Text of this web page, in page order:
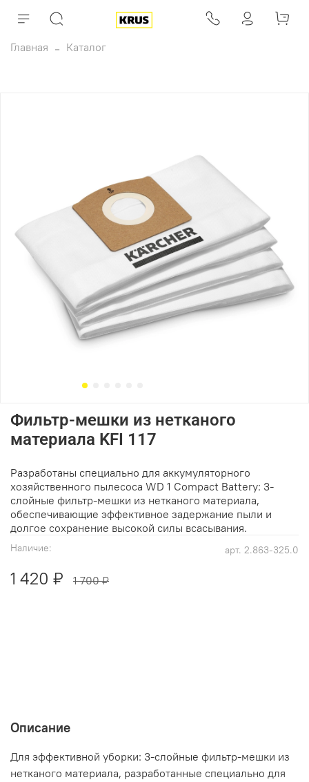
Главная Каталог
арт. 2.863-325.0
Наличие:
Фильтр-мешки из нетканого
материала KFI 117
1 420 ₽ 1 700 ₽
Разработаны специально для аккумуляторного
хозяйственного пылесоса WD 1 Compact Battery: 3-
слойные фильтр-мешки из нетканого материала,
обеспечивающие эффективное задержание пыли и
долгое сохранение высокой силы всасывания.
Описание
Для эффективной уборки: 3-слойные фильтр-мешки из
нетканого материала, разработанные специально для